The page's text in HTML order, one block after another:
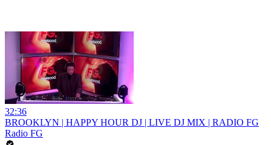
32:36
BROOKLYN | HAPPY HOUR DJ | LIVE DJ MIX | RADIO FG
Radio FG